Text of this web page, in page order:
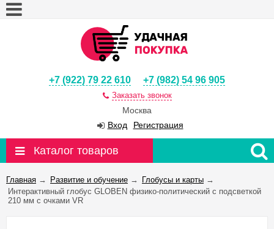
+7 (922) 79 22 610 +7 (982) 54 96 905
Заказать звонок
Москва
Вход
Регистрация
Каталог товаров
Главная → Развитие и обучение → Глобусы и карты →
Интерактивный глобус GLOBEN физико-политический с подсветкой
210 мм с очками VR